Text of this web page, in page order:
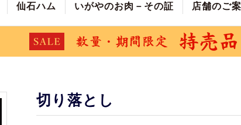
仙石ハム いがやのお肉－その証 店舗のご
切り落とし